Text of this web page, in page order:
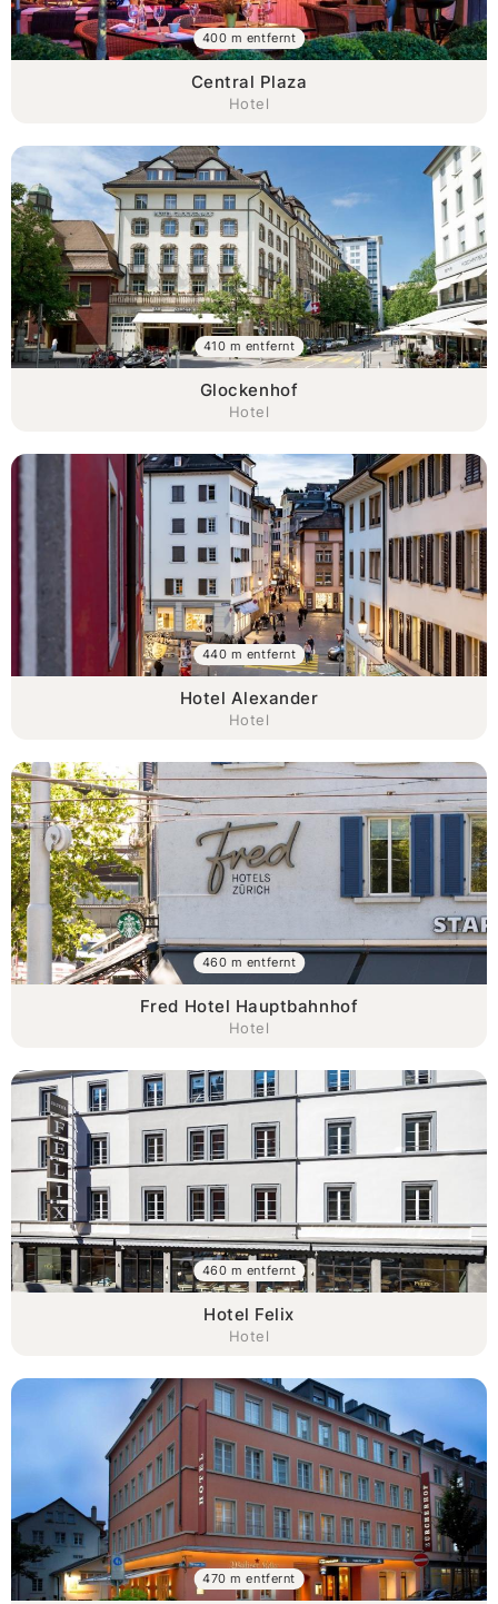
Central Plaza
Hotel
400 m entfernt
Glockenhof
Hotel
410 m entfernt
Hotel Alexander
Hotel
440 m entfernt
Fred Hotel Hauptbahnhof
Hotel
460 m entfernt
Hotel Felix
Hotel
460 m entfernt
470 m entfernt